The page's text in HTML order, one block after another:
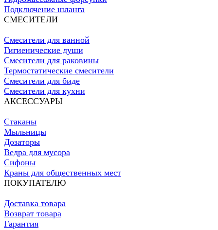
Подключение шланга
СМЕСИТЕЛИ
Смесители для ванной
Гигиенические души
Смесители для раковины
Термостатические смесители
Смесители для биде
Смесители для кухни
АКСЕССУАРЫ
Стаканы
Мыльницы
Дозаторы
Ведра для мусора
Сифоны
Краны для общественных мест
ПОКУПАТЕЛЮ
Доставка товара
Возврат товара
Гарантия